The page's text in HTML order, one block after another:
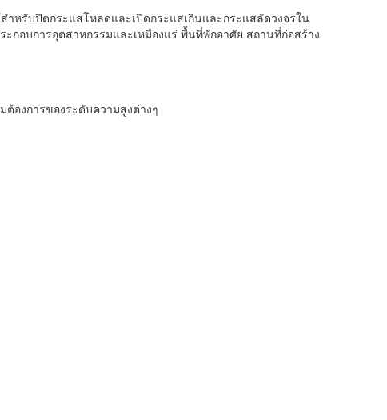
หรับปิดกระแสโหลดและเปิดกระแสเกินและกระแสลัดวงจรใน
อบการอุตสาหกรรมและเหมืองแร่ พื้นที่พักอาศัย สถานที่ก่อสร้าง
ต้องการของระดับความสูงต่างๆ